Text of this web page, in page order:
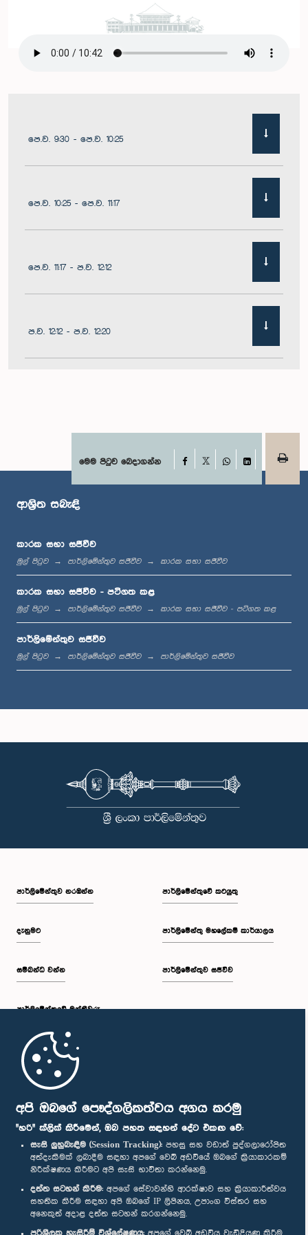
අපි ඔබගේ පෞද්ගලිකත්වය අගය කරමු
"හරි" ක්ලික් කිරීමෙන්, ඔබ පහත සඳහන් දේට එකඟ වේ:
සැසි ලුහුබැඳීම (Session Tracking): පහසු සහ වඩාත් පුද්ගලාරෝපිත
අත්දැකීමක් ලබාදීම සඳහා අපගේ වෙබ් අඩවියේ ඔබගේ ක්‍රියාකාරකම්
නිරීක්ෂණය කිරීමට අපි සැසි භාවිතා කරන්නෙමු.
දත්ත සටහන් කිරීම: අපගේ සේවාවන්හි ආරක්ෂාව සහ ක්‍රියාකාරීත්වය
සහතික කිරීම සඳහා අපි ඔබගේ IP ලිපිනය, උපාංග විස්තර සහ
අනෙකුත් අදාළ දත්ත සටහන් කරගන්නෙමු.
පෙ.ව. 9:30 - පෙ.ව. 10:25
පෙ.ව. 10:25 - පෙ.ව. 11:17
පෙ.ව. 11:17 - ප.ව. 12:12
ප.ව. 12:12 - ප.ව. 12:20
ප.ව. 1:00 - ප.ව. 1:07
ප.ව. 1:12 - ප.ව. 1:20
ප.ව. 1:20 - ප.ව. 1:31
ප.ව. 1:57 - ප.ව. 2:05
ප.ව. 2:20 - ප.ව. 2:27
ප.ව. 2:27 - ප.ව. 2:33
ප.ව. 2:33 - ප.ව. 2:41
ප.ව. 2:41 - ප.ව. 2:52
ප.ව. 2:52 - ප.ව. 3:02
මෙම පිටුව බෙදාගන්න Facebook
WhatsApp
LinkedIn
ආශ්‍රිත සබැඳි
කාරක සභා සජීවීව
මුල් පිටුව පාර්ලිමේන්තුව සජීවීව කාරක සභා සජීවීව
කාරක සභා සජීවීව - පටිගත කළ
මුල් පිටුව පාර්ලිමේන්තුව සජීවීව කාරක සභා සජීවීව - පටිගත කළ
පාර්ලිමේන්තුව සජීවීව
මුල් පිටුව පාර්ලිමේන්තුව සජීවීව පාර්ලිමේන්තුව සජීවීව
පාර්ලි‌මේන්තුව නරඹන්න
දැනුමට
සම්බන්ධ වන්න
පාර්ලි‌මේන්තුවේ මන්ත්‍රීවරු
මුල් පිටුව
පාර්ලිමේන්තුවේ කටයුතු
පාර්ලිමේන්තු මහලේකම් කාර්යාලය
පාර්ලිමේන්තුව සජීවීව
පාර්ලිමේන්තු ජංගම යෙදුම
අප හා සම්බන්ධ වී සිටින්න :
සම්මාන